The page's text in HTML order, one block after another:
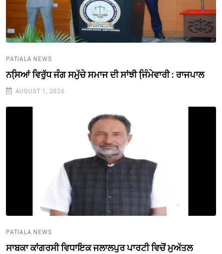
PATIALA NEWS
ਨਸਿ਼ਆਂ ਵਿਰੁੱਧ ਜੰਗ ਸਮੁੱਚੇ ਸਮਾਜ ਦੀ ਸਾਂਝੀ ਜਿ਼ੰਮੇਵਾਰੀ : ਰਾਜਪਾਲ
AUGUST 1, 2026
PATIALA NEWS
ਸਾਬਕਾ ਕਾਂਗਰਸੀ ਵਿਧਾਇਕ ਜਲਾਲਪੁਰ ਪਾਰਟੀ ਵਿਚੋਂ ਮੁਅੱਤਲ